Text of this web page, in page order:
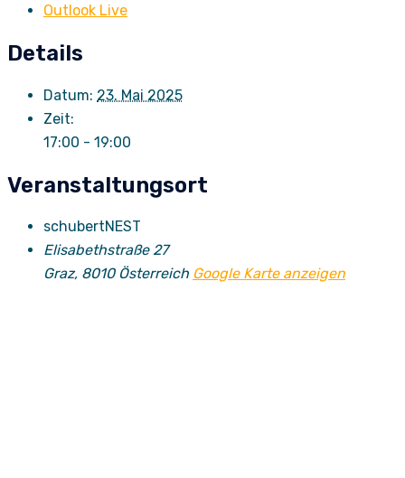
Outlook Live
Details
Datum: 23. Mai 2025
Zeit:
17:00 - 19:00
Veranstaltungsort
schubertNEST
Elisabethstraße 27
Graz, 8010 Österreich Google Karte anzeigen